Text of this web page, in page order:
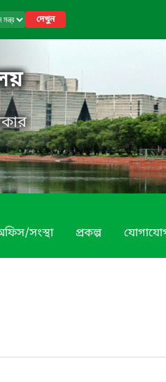
দেখুন
সংস্থা প্রকল্প